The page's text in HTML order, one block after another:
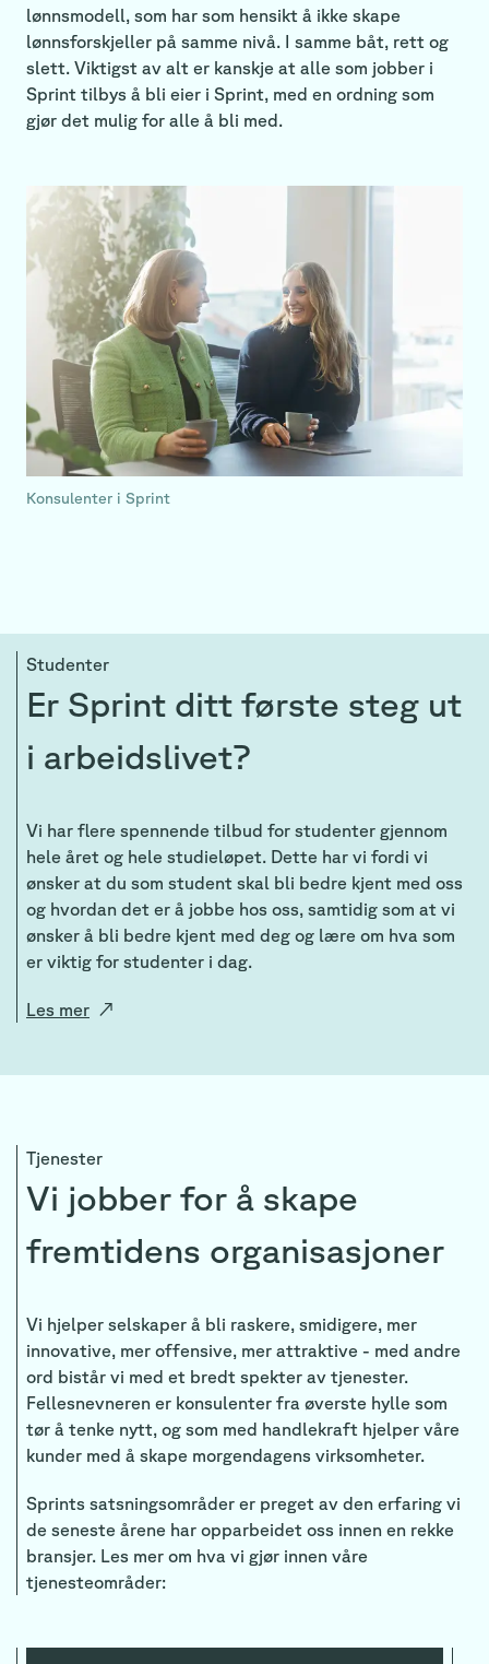
lønnsmodell, som har som hensikt å ikke skape
lønnsforskjeller på samme nivå. I samme båt, rett og
slett. Viktigst av alt er kanskje at alle som jobber i
Sprint tilbys å bli eier i Sprint, med en ordning som
gjør det mulig for alle å bli med.
Konsulenter i Sprint
Studenter
Er Sprint ditt første steg ut
i arbeidslivet?
Vi har flere spennende tilbud for studenter gjennom
hele året og hele studieløpet. Dette har vi fordi vi
ønsker at du som student skal bli bedre kjent med oss
og hvordan det er å jobbe hos oss, samtidig som at vi
ønsker å bli bedre kjent med deg og lære om hva som
er viktig for studenter i dag.
Les mer ↗
Tjenester
Vi jobber for å skape
fremtidens organisasjoner
Vi hjelper selskaper å bli raskere, smidigere, mer
innovative, mer offensive, mer attraktive - med andre
ord bistår vi med et bredt spekter av tjenester.
Fellesnevneren er konsulenter fra øverste hylle som
tør å tenke nytt, og som med handlekraft hjelper våre
kunder med å skape morgendagens virksomheter.
Sprints satsningsområder er preget av den erfaring vi
de seneste årene har opparbeidet oss innen en rekke
bransjer. Les mer om hva vi gjør innen våre
tjenesteområder: